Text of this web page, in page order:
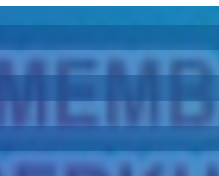
Title
Author(s)
Subject(s)
ISBN/ISSN
Collection Type